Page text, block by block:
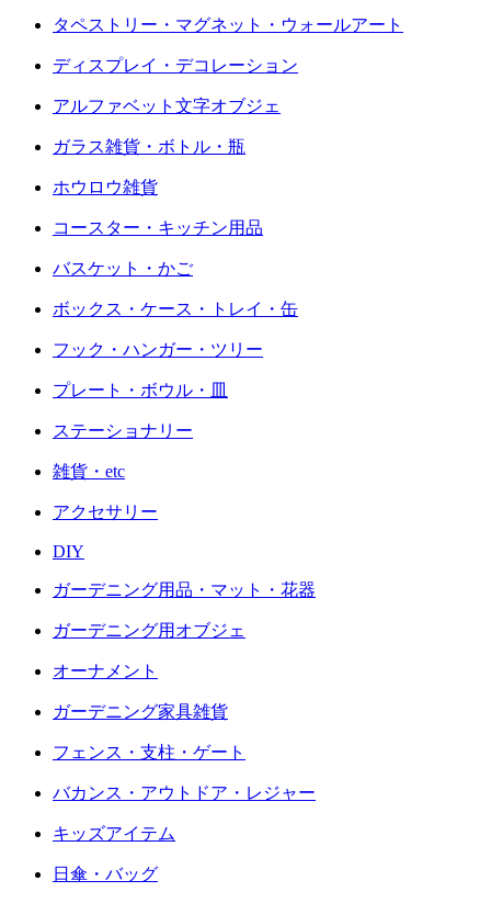
タペストリー・マグネット・ウォールアート
ディスプレイ・デコレーション
アルファベット文字オブジェ
ガラス雑貨・ボトル・瓶
ホウロウ雑貨
コースター・キッチン用品
バスケット・かご
ボックス・ケース・トレイ・缶
フック・ハンガー・ツリー
プレート・ボウル・皿
ステーショナリー
雑貨・etc
アクセサリー
DIY
ガーデニング用品・マット・花器
ガーデニング用オブジェ
オーナメント
ガーデニング家具雑貨
フェンス・支柱・ゲート
バカンス・アウトドア・レジャー
キッズアイテム
日傘・バッグ